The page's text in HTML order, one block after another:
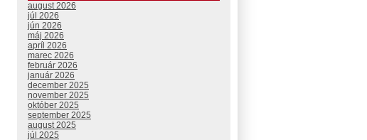
august 2026
júl 2026
jún 2026
máj 2026
apríl 2026
marec 2026
február 2026
január 2026
december 2025
november 2025
október 2025
september 2025
august 2025
júl 2025